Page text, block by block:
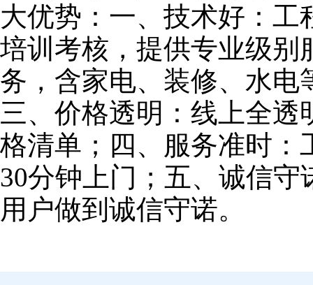
大优势：一、技术好：
培训考核，提供专业级别
务，含家电、装修、水电
三、价格透明：线上全
格清单；四、服务准时：
30分钟上门；五、诚信
用户做到诚信守诺。